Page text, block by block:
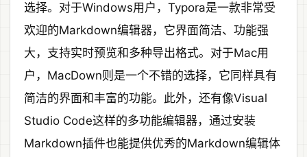
选择。对于Windows用户，Typora是一款非常受
欢迎的Markdown编辑器，它界面简洁、功能强
大，支持实时预览和多种导出格式。对于Mac用
户，MacDown则是一个不错的选择，它同样具有
简洁的界面和丰富的功能。此外，还有像Visual
Studio Code这样的多功能编辑器，通过安装
Markdown插件也能提供优秀的Markdown编辑体